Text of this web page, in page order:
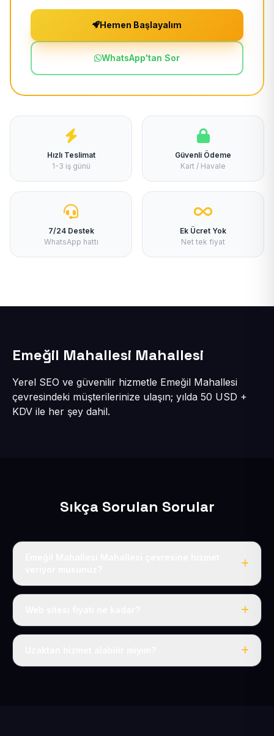
Hemen Başlayalım
WhatsApp'tan Sor
Hızlı Teslimat
1-3 iş günü
Güvenli Ödeme
Kart / Havale
7/24 Destek
WhatsApp hattı
Ek Ücret Yok
Net tek fiyat
Emeğil Mahallesi Mahallesi
Yerel SEO ve güvenilir hizmetle Emeğil Mahallesi
çevresindeki müşterilerinize ulaşın; yılda 50 USD +
KDV ile her şey dahil.
Sıkça Sorulan Sorular
Evet, Emeğil Mahallesi dahil tüm Pınarbaşı ve Pınarbaşı
Tek fiyat: yılda 50 USD + KDV, her şey dahil.